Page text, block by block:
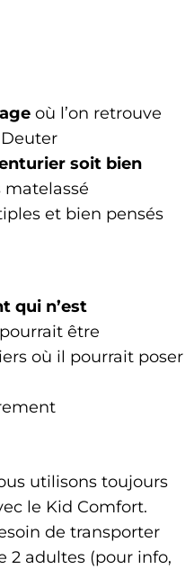
où l’on retrouve
soit bien
matelassé
et bien pensés
qui n’est
être
où il pourrait poser
utilisons toujours
le Kid Comfort.
de transporter
2 adultes (pour info,